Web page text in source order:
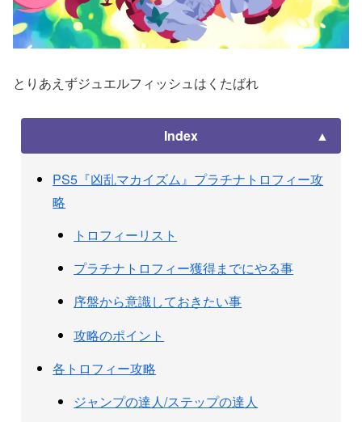
とりあえずジュエルフィッシュはくたばれ
Index
PS5『凶乱マカイズム』プラチナトロフィー攻
略
トロフィーリスト
プラチナトロフィー獲得までにやる事
序盤から意識しておきたい事
攻略のポイント
各トロフィー攻略
ジャンプの達人/ステップの達人